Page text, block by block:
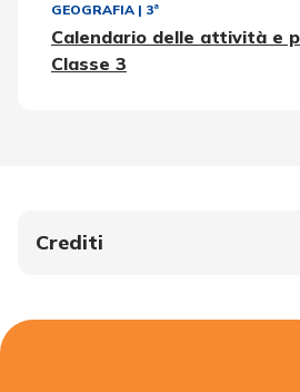
GEOGRAFIA | 3ª
Calendario delle attività e
Classe 3
Crediti